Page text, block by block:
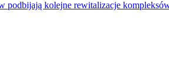
kolejne rewitalizacje